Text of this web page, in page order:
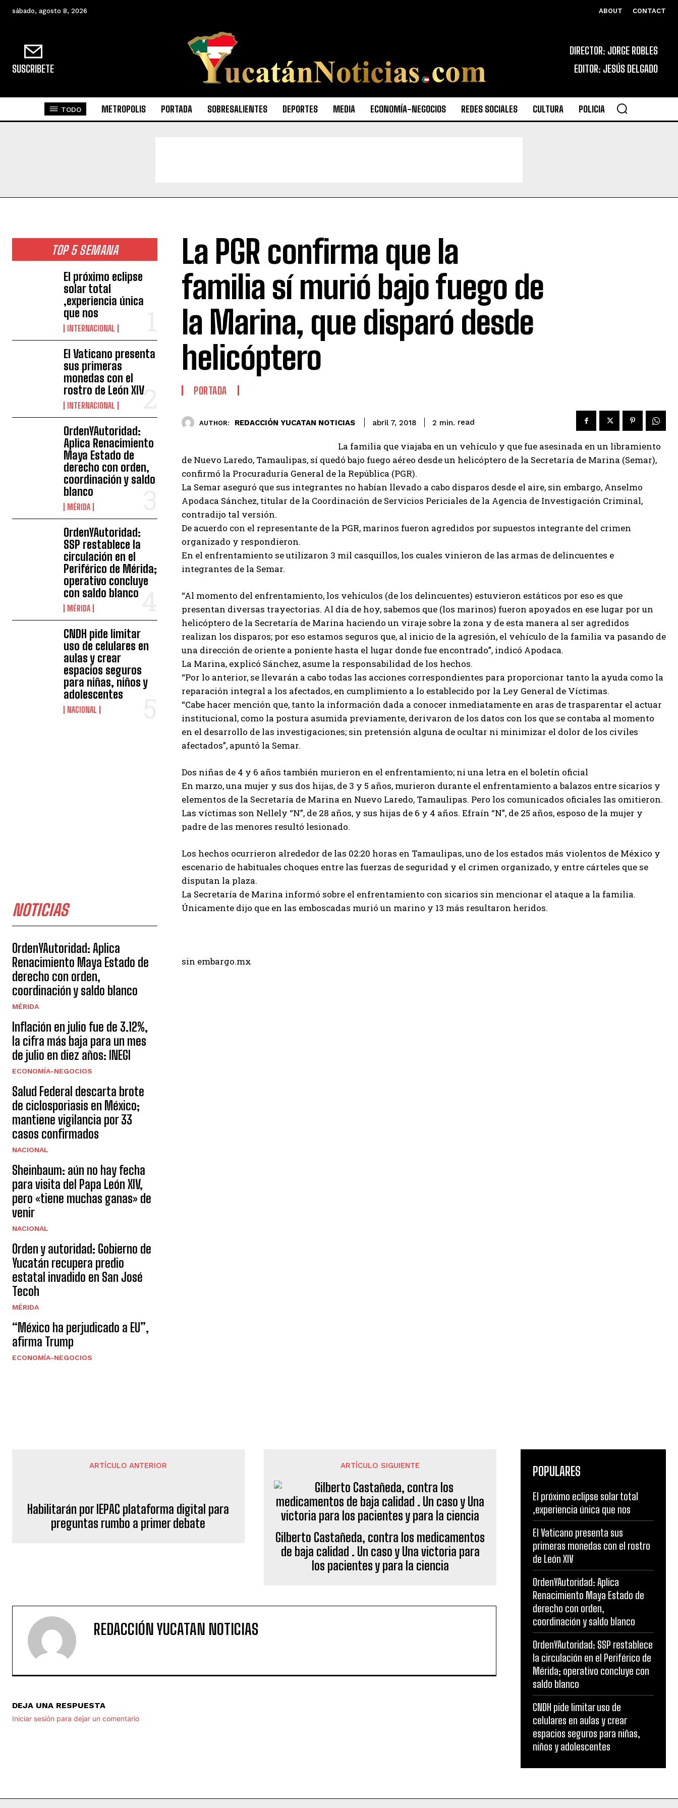
sábado, agosto 8, 2026 ABOUT CONTACT
SUSCRIBETE
DIRECTOR: JORGE ROBLES
EDITOR: JESÚS DELGADO
TODO METROPOLIS PORTADA SOBRESALIENTES DEPORTES MEDIA ECONOMÍA-NEGOCIOS REDES SOCIALES CULTURA POLICIA
TOP 5 SEMANA
El próximo eclipse
solar total
,experiencia única
que nos
INTERNACIONAL
El Vaticano presenta
sus primeras
monedas con el
rostro de León XIV
INTERNACIONAL
OrdenYAutoridad:
Aplica Renacimiento
Maya Estado de
derecho con orden,
coordinación y saldo
blanco
MÉRIDA
OrdenYAutoridad:
SSP restablece la
circulación en el
Periférico de Mérida;
operativo concluye
con saldo blanco
MÉRIDA
CNDH pide limitar
uso de celulares en
aulas y crear
espacios seguros
para niñas, niños y
adolescentes
NACIONAL
NOTICIAS
OrdenYAutoridad: Aplica
Renacimiento Maya Estado de
derecho con orden,
coordinación y saldo blanco
MÉRIDA
Inflación en julio fue de 3.12%,
la cifra más baja para un mes
de julio en diez años: INEGI
ECONOMÍA-NEGOCIOS
Salud Federal descarta brote
de ciclosporiasis en México;
mantiene vigilancia por 33
casos confirmados
NACIONAL
Sheinbaum: aún no hay fecha
para visita del Papa León XIV,
pero «tiene muchas ganas» de
venir
NACIONAL
Orden y autoridad: Gobierno de
Yucatán recupera predio
estatal invadido en San José
Tecoh
MÉRIDA
“México ha perjudicado a EU”,
afirma Trump
ECONOMÍA-NEGOCIOS
La PGR confirma que la
familia sí murió bajo fuego de
la Marina, que disparó desde
helicóptero
PORTADA
AUTHOR: REDACCIÓN YUCATAN NOTICIAS abril 7, 2018 2 min. read
La familia que viajaba en un vehículo y que fue asesinada en un libramiento
de Nuevo Laredo, Tamaulipas, sí quedó bajo fuego aéreo desde un helicóptero de la Secretaría de Marina (Semar),
confirmó la Procuraduría General de la República (PGR).
La Semar aseguró que sus integrantes no habían llevado a cabo disparos desde el aire, sin embargo, Anselmo
Apodaca Sánchez, titular de la Coordinación de Servicios Periciales de la Agencia de Investigación Criminal,
contradijo tal versión.
De acuerdo con el representante de la PGR, marinos fueron agredidos por supuestos integrante del crimen
organizado y respondieron.
En el enfrentamiento se utilizaron 3 mil casquillos, los cuales vinieron de las armas de delincuentes e
integrantes de la Semar.
“Al momento del enfrentamiento, los vehículos (de los delincuentes) estuvieron estáticos por eso es que
presentan diversas trayectorias. Al día de hoy, sabemos que (los marinos) fueron apoyados en ese lugar por un
helicóptero de la Secretaría de Marina haciendo un viraje sobre la zona y de esta manera al ser agredidos
realizan los disparos; por eso estamos seguros que, al inicio de la agresión, el vehículo de la familia va pasando de
una dirección de oriente a poniente hasta el lugar donde fue encontrado”, indicó Apodaca.
La Marina, explicó Sánchez, asume la responsabilidad de los hechos.
“Por lo anterior, se llevarán a cabo todas las acciones correspondientes para proporcionar tanto la ayuda como la
reparación integral a los afectados, en cumplimiento a lo establecido por la Ley General de Víctimas.
“Cabe hacer mención que, tanto la información dada a conocer inmediatamente en aras de trasparentar el actuar
institucional, como la postura asumida previamente, derivaron de los datos con los que se contaba al momento
en el desarrollo de las investigaciones; sin pretensión alguna de ocultar ni minimizar el dolor de los civiles
afectados”, apuntó la Semar.
Dos niñas de 4 y 6 años también murieron en el enfrentamiento; ni una letra en el boletín oficial
En marzo, una mujer y sus dos hijas, de 3 y 5 años, murieron durante el enfrentamiento a balazos entre sicarios y
elementos de la Secretaría de Marina en Nuevo Laredo, Tamaulipas. Pero los comunicados oficiales las omitieron.
Las víctimas son Nellely “N”, de 28 años, y sus hijas de 6 y 4 años. Efraín “N”, de 25 años, esposo de la mujer y
padre de las menores resultó lesionado.
Los hechos ocurrieron alrededor de las 02:20 horas en Tamaulipas, uno de los estados más violentos de México y
escenario de habituales choques entre las fuerzas de seguridad y el crimen organizado, y entre cárteles que se
disputan la plaza.
La Secretaría de Marina informó sobre el enfrentamiento con sicarios sin mencionar el ataque a la familia.
Únicamente dijo que en las emboscadas murió un marino y 13 más resultaron heridos.
sin embargo.mx
ARTÍCULO ANTERIOR
Habilitarán por IEPAC plataforma digital para
ARTÍCULO SIGUIENTE
Gilberto Castañeda, contra los medicamentos
de baja calidad . Un caso y Una victoria para
los pacientes y para la ciencia
REDACCIÓN YUCATAN NOTICIAS
DEJA UNA RESPUESTA
Iniciar sesión para dejar un comentario
POPULARES
El próximo eclipse solar total
,experiencia única que nos
El Vaticano presenta sus
primeras monedas con el rostro
de León XIV
OrdenYAutoridad: Aplica
Renacimiento Maya Estado de
derecho con orden,
coordinación y saldo blanco
OrdenYAutoridad: SSP restablece
la circulación en el Periférico de
Mérida; operativo concluye con
saldo blanco
CNDH pide limitar uso de
celulares en aulas y crear
espacios seguros para niñas,
niños y adolescentes